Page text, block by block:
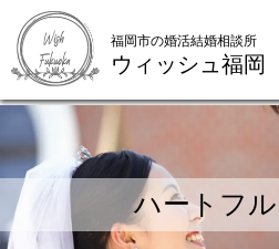
福岡市の婚活結
福岡市の婚活結婚相談所
ウィッシュ福岡
ハートフ